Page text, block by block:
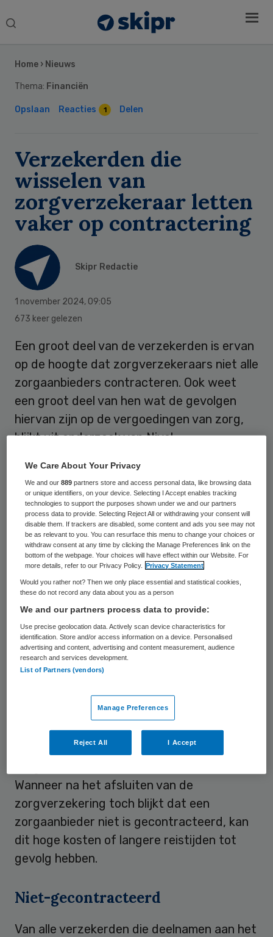
Search
Home › Nieuws
Thema: Financiën
Opslaan Reacties 1 Delen
Verzekerden die
wisselen van
zorgverzekeraar letten
vaker op contractering
Skipr Redactie
1 november 2024, 09:05
673 keer gelezen
Een groot deel van de verzekerden is ervan
op de hoogte dat zorgverzekeraars niet alle
zorgaanbieders contracteren. Ook weet
een groot deel van hen wat de gevolgen
hiervan zijn op de vergoedingen van zorg,
blijkt uit onderzoek van Nivel.
Of zij informatie over de contractering
daadwerkelijk meenemen in hun keuze voor
een zorgverzekeraar verschilt tussen
verzekerden. Zo letten verzekerden die in
het wisselseizoen 2023-2024 (van half
november tot 1 februari) zijn gewisseld van
zorgverzekeraar vaker op deze
contractering dan verzekerden die bij hun
verzekeraar bleven.
Zorgverzekeraars bieden steeds minder
polissen aan waarbij alle zorgaanbieders
vergoed worden. Om een weloverwogen
keuze voor een polis te kunnen maken, is
het voor verzekerden van belang om te
weten dat zorgverzekeraars
Wanneer na het afsluiten van de
zorgverzekering toch blijkt dat een
zorgaanbieder niet is gecontracteerd, kan
dit hoge kosten of langere reistijden tot
gevolg hebben.
Niet-gecontracteerd
Van alle verzekerden die deelnamen aan het
Sidebar
We Care About Your Privacy
We and our889 partners store and access personal data, like browsing data
or unique identifiers, on your device. Selecting I Accept enables tracking
technologies to support the purposes shown under we and our partners
process data to provide. Selecting Reject All or withdrawing your consent will
disable them. If trackers are disabled, some content and ads you see may not
be as relevant to you. You can resurface this menu to change your choices or
withdraw consent at any time by clicking the Manage Preferences link on the
bottom of the webpage. Your choices will have effect within our Website. For
more details, refer to our Privacy Policy.
Privacy Statement
Would you rather not? Then we only place essential and statistical cookies,
these do not record any data about you as a person
We and our partners process data to provide:
Use precise geolocation data. Actively scan device characteristics for
identification. Store and/or access information on a device. Personalised
advertising and content, advertising and content measurement, audience
research and services development.
List of Partners (vendors)
Manage Preferences
Reject All I Accept